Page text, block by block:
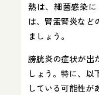
熱は、細菌感染
は、腎盂腎炎など
ましょう。
膀胱炎の症状が出
しょう。特に、以
している可能性が